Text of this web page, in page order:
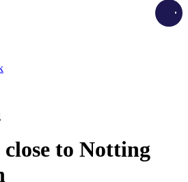
to Notting